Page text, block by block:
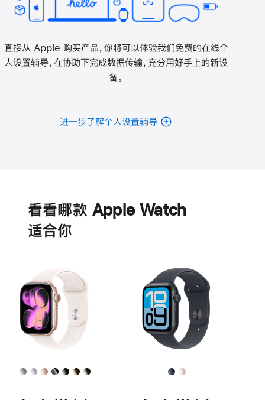
直接从 Apple 购买产品，你将可以体验我们免费的在线个
人设置辅导，在协助下完成数据传输，充分用好手上的新设
备。
进一步了解个人设置辅导
看看哪款 Apple Watch
适‍合‍你